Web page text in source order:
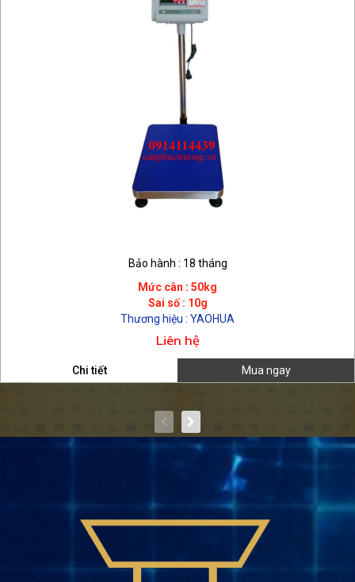
Bảo hành : 18 tháng
Mức cân : 50kg
Sai số : 10g
Thương hiệu : YAOHUA
Liên hệ
Chi tiết Mua ngay